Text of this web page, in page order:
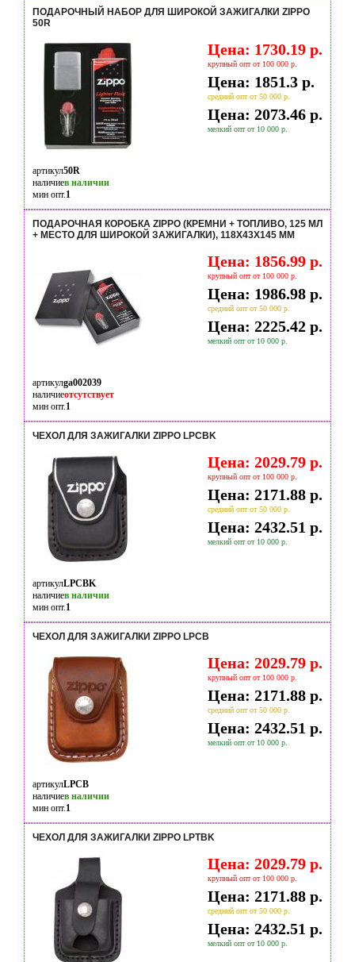
ПОДАРОЧНЫЙ НАБОР ДЛЯ ШИРОКОЙ ЗАЖИГАЛКИ ZIPPO
50R
Цена: 1730.19 р.
крупный опт от 100 000 р.
Цена: 1851.3 р.
средний опт от 50 000 р.
Цена: 2073.46 р.
мелкий опт от 10 000 р.
артикул50R
наличиев наличии
мин опт.1
ПОДАРОЧНАЯ КОРОБКА ZIPPO (КРЕМНИ + ТОПЛИВО, 125 МЛ
+ МЕСТО ДЛЯ ШИРОКОЙ ЗАЖИГАЛКИ), 118Х43Х145 ММ
Цена: 1856.99 р.
крупный опт от 100 000 р.
Цена: 1986.98 р.
средний опт от 50 000 р.
Цена: 2225.42 р.
мелкий опт от 10 000 р.
артикулga002039
наличиеотсутствует
мин опт.1
ЧЕХОЛ ДЛЯ ЗАЖИГАЛКИ ZIPPO LPCBK
Цена: 2029.79 р.
крупный опт от 100 000 р.
Цена: 2171.88 р.
средний опт от 50 000 р.
Цена: 2432.51 р.
мелкий опт от 10 000 р.
артикулLPCBK
наличиев наличии
мин опт.1
ЧЕХОЛ ДЛЯ ЗАЖИГАЛКИ ZIPPO LPCB
Цена: 2029.79 р.
крупный опт от 100 000 р.
Цена: 2171.88 р.
средний опт от 50 000 р.
Цена: 2432.51 р.
мелкий опт от 10 000 р.
артикулLPCB
наличиев наличии
мин опт.1
ЧЕХОЛ ДЛЯ ЗАЖИГАЛКИ ZIPPO LPTBK
Цена: 2029.79 р.
крупный опт от 100 000 р.
Цена: 2171.88 р.
средний опт от 50 000 р.
Цена: 2432.51 р.
мелкий опт от 10 000 р.